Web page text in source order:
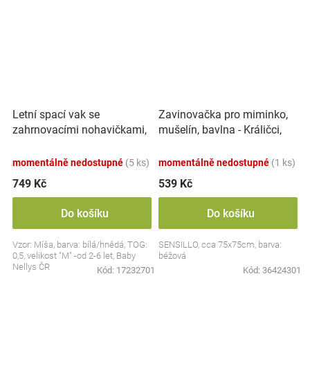
Letní spací vak se
zahrnovacími nohavičkami,
potiskem, M
momentálně nedostupné (5 ks)
749 Kč
Do košíku
Vzor: Míša, barva: bílá/hnědá, TOG:
0,5, velikost "M" -od 2-6 let, Baby
Nellys ČR
Kód: 17232701
Zavinovačka pro miminko,
mušelín, bavlna - Králičci,
momentálně nedostupné (1 ks)
539 Kč
Do košíku
SENSILLO, cca 75x75cm, barva:
béžová
Kód: 36424301